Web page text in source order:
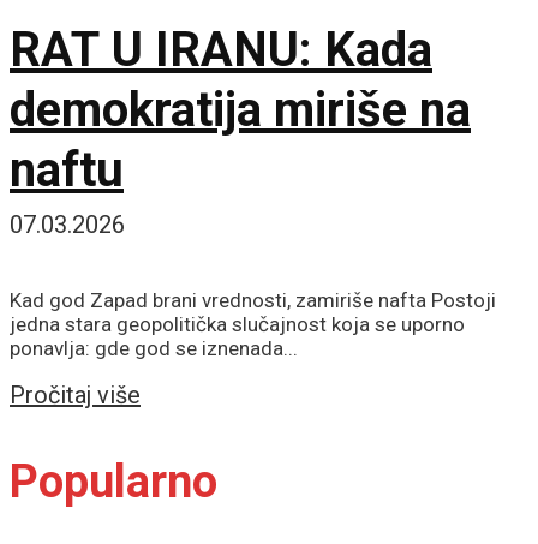
RAT U IRANU: Kada
demokratija miriše na
naftu
07.03.2026
Kad god Zapad brani vrednosti, zamiriše nafta Postoji
jedna stara geopolitička slučajnost koja se uporno
ponavlja: gde god se iznenada...
Pročitaj više
Popularno